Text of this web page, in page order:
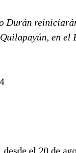
Durán
en el
el 20 de